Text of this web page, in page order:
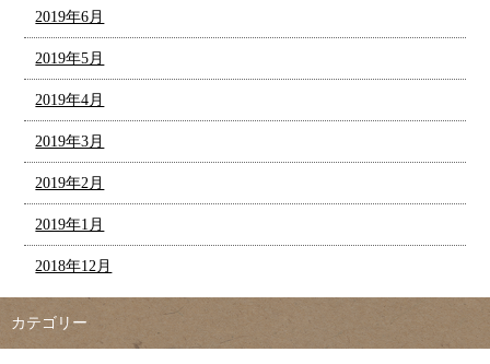
2019年6月
2019年5月
2019年4月
2019年3月
2019年2月
2019年1月
2018年12月
カテゴリー